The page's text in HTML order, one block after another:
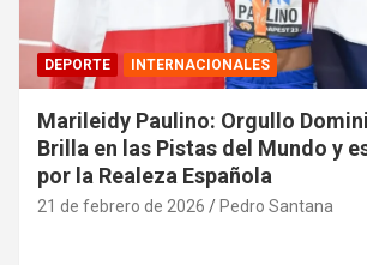
DEPORTE INTERNACIONALES
Marileidy Paulino: Orgullo
Brilla en las Pistas del Mundo y
por la Realeza Española
21 de febrero de 2026 Pedro Santana